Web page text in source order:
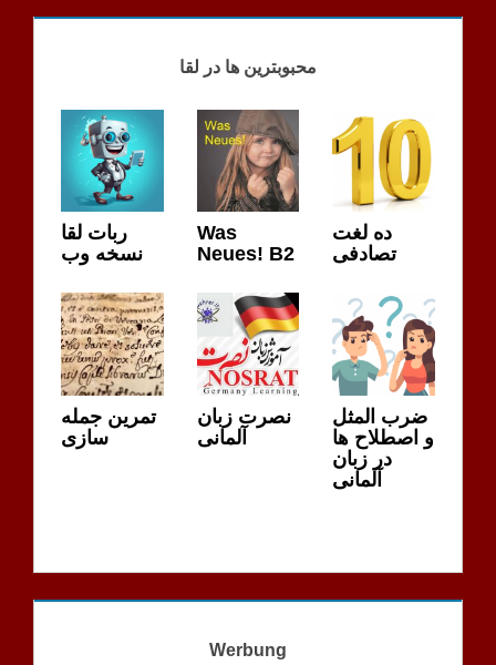
محبوبترین ها در لقا
ربات لقا
نسخه وب
Was
Neues! B2
ده لغت
تصادفی
تمرین جمله
سازی
نصرت زبان
آلمانی
ضرب المثل
و اصطلاح ها
در زبان
آلمانی
Werbung